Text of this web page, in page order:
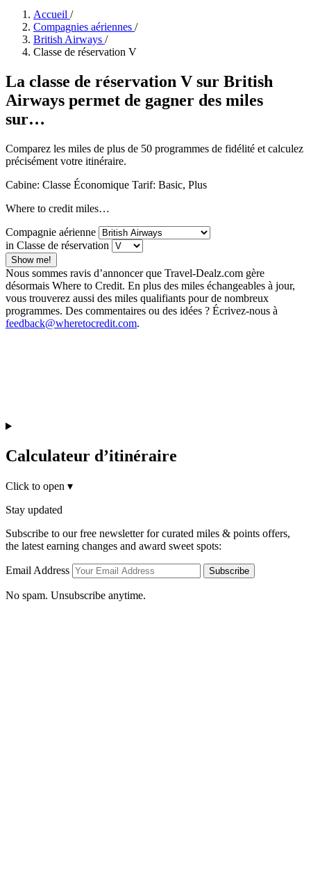
Accueil /
Compagnies aériennes /
British Airways /
Classe de réservation V
La classe de réservation V sur British
Airways permet de gagner des miles
sur…
Comparez les miles de plus de 50 programmes de fidélité et calculez
précisément votre itinéraire.
Cabine: Classe Économique Tarif: Basic, Plus
Where to credit miles…
Compagnie aérienne
in Classe de réservation
Show me!
Nous sommes ravis d’annoncer que Travel-Dealz.com gère
désormais Where to Credit. En plus des miles échangeables à jour,
vous trouverez aussi des miles qualifiants pour de nombreux
programmes. Des commentaires ou des idées ? Écrivez-nous à
feedback@wheretocredit.com.
Calculateur d’itinéraire
Click to open ▾
Stay updated
Subscribe to our free newsletter for curated miles & points offers,
the latest earning changes and award sweet spots:
Email Address Subscribe
No spam. Unsubscribe anytime.